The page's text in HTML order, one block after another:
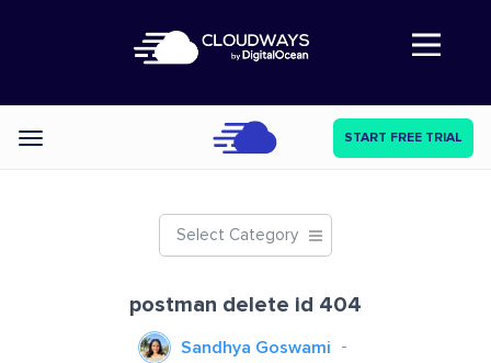
Abre a navegação
Categories START FREE TRIAL
Select Category
postman delete id 404
Sandhya Goswami